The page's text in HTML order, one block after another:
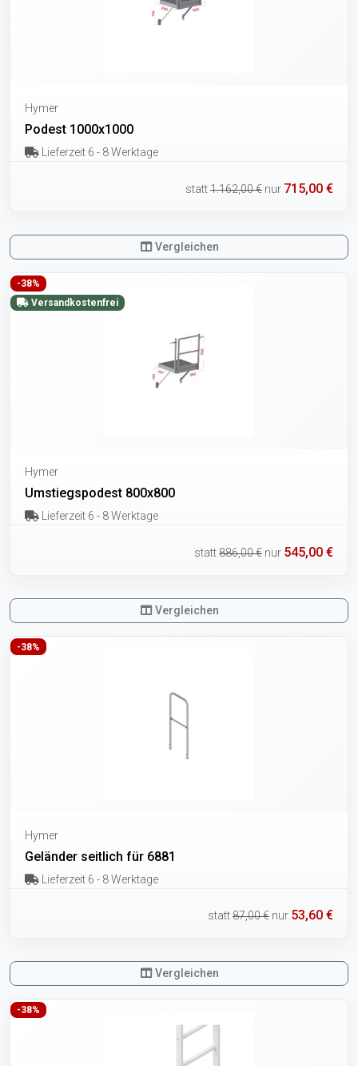
Hymer
Podest 1000x1000
Lieferzeit 6 - 8 Werktage
statt1.162,00 € nur 715,00 €
Vergleichen
-38%
Versandkostenfrei
Hymer
Umstiegspodest 800x800
Lieferzeit 6 - 8 Werktage
statt886,00 € nur 545,00 €
Vergleichen
-38%
Hymer
Geländer seitlich für 6881
Lieferzeit 6 - 8 Werktage
statt87,00 € nur 53,60 €
Vergleichen
-38%